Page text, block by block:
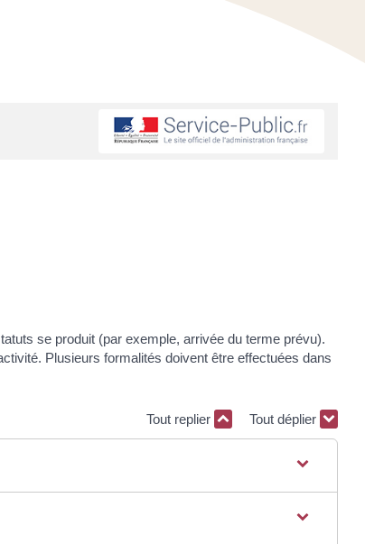
se produit (par exemple, arrivée du terme prévu).
Plusieurs formalités doivent être effectuées dans
Tout replier Tout déplier